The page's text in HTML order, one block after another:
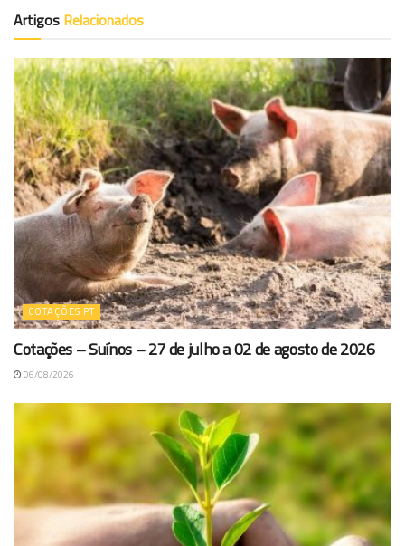
Artigos Relacionados
COTAÇÕES PT
Cotações – Suínos – 27 de julho a 02 de agosto de 2026
06/08/2026